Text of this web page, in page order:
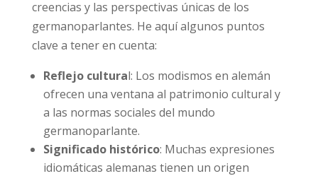
creencias y las perspectivas únicas de los
germanoparlantes. He aquí algunos puntos
clave a tener en cuenta:
Reflejo cultural: Los modismos en alemán
ofrecen una ventana al patrimonio cultural y
a las normas sociales del mundo
germanoparlante.
Significado histórico: Muchas expresiones
idiomáticas alemanas tienen un origen